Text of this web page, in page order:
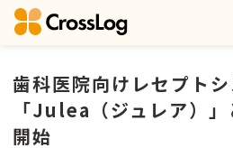
歯科医院向けレセプト
「Julea（ジュレア）
開始